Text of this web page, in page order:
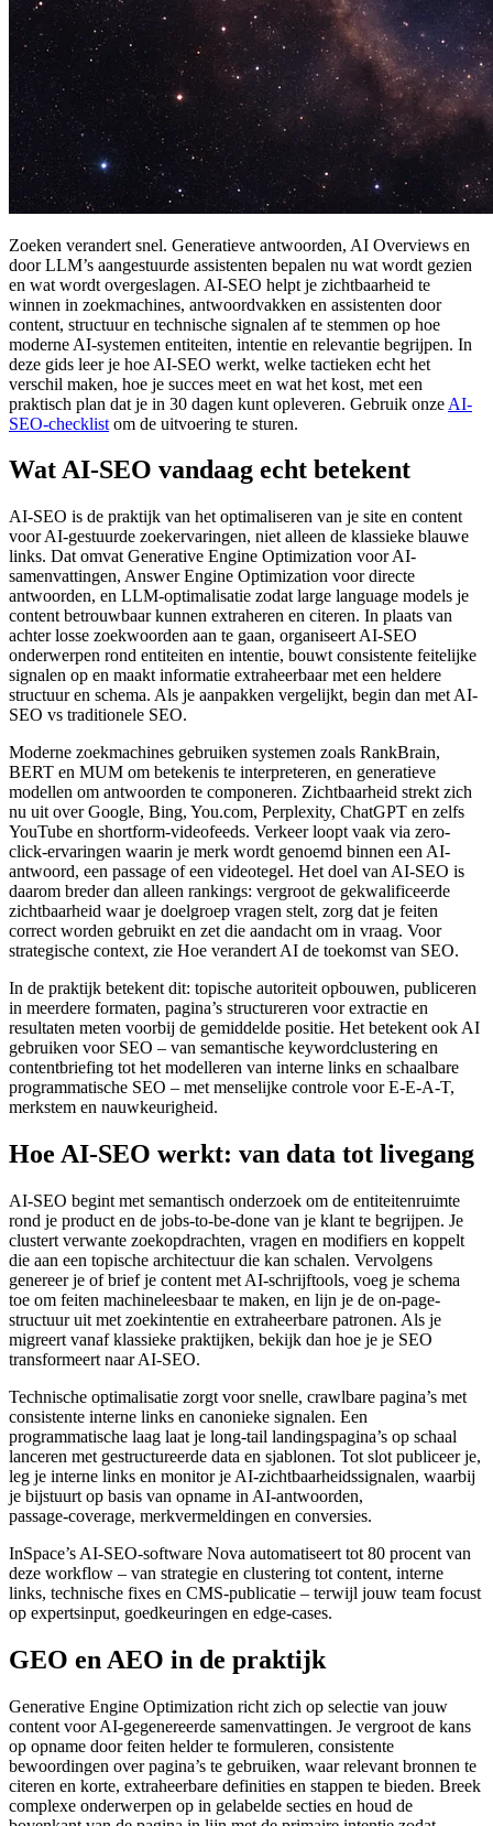
Zoeken verandert snel. Generatieve antwoorden, AI Overviews en
door LLM’s aangestuurde assistenten bepalen nu wat wordt gezien
en wat wordt overgeslagen. AI-SEO helpt je zichtbaarheid te
winnen in zoekmachines, antwoordvakken en assistenten door
content, structuur en technische signalen af te stemmen op hoe
moderne AI-systemen entiteiten, intentie en relevantie begrijpen. In
deze gids leer je hoe AI-SEO werkt, welke tactieken echt het
verschil maken, hoe je succes meet en wat het kost, met een
praktisch plan dat je in 30 dagen kunt opleveren. Gebruik onze AI-
SEO-checklist om de uitvoering te sturen.
Wat AI-SEO vandaag echt betekent
AI-SEO is de praktijk van het optimaliseren van je site en content
voor AI-gestuurde zoekervaringen, niet alleen de klassieke blauwe
links. Dat omvat Generative Engine Optimization voor AI-
samenvattingen, Answer Engine Optimization voor directe
antwoorden, en LLM-optimalisatie zodat large language models je
content betrouwbaar kunnen extraheren en citeren. In plaats van
achter losse zoekwoorden aan te gaan, organiseert AI-SEO
onderwerpen rond entiteiten en intentie, bouwt consistente feitelijke
signalen op en maakt informatie extraheerbaar met een heldere
structuur en schema. Als je aanpakken vergelijkt, begin dan met AI-
SEO vs traditionele SEO.
Moderne zoekmachines gebruiken systemen zoals RankBrain,
BERT en MUM om betekenis te interpreteren, en generatieve
modellen om antwoorden te componeren. Zichtbaarheid strekt zich
nu uit over Google, Bing, You.com, Perplexity, ChatGPT en zelfs
YouTube en shortform-videofeeds. Verkeer loopt vaak via zero-
click-ervaringen waarin je merk wordt genoemd binnen een AI-
antwoord, een passage of een videotegel. Het doel van AI-SEO is
daarom breder dan alleen rankings: vergroot de gekwalificeerde
zichtbaarheid waar je doelgroep vragen stelt, zorg dat je feiten
correct worden gebruikt en zet die aandacht om in vraag. Voor
strategische context, zie Hoe verandert AI de toekomst van SEO.
In de praktijk betekent dit: topische autoriteit opbouwen, publiceren
in meerdere formaten, pagina’s structureren voor extractie en
resultaten meten voorbij de gemiddelde positie. Het betekent ook AI
gebruiken voor SEO – van semantische keywordclustering en
contentbriefing tot het modelleren van interne links en schaalbare
programmatische SEO – met menselijke controle voor E-E-A-T,
merkstem en nauwkeurigheid.
Hoe AI-SEO werkt: van data tot livegang
AI-SEO begint met semantisch onderzoek om de entiteitenruimte
rond je product en de jobs-to-be-done van je klant te begrijpen. Je
clustert verwante zoekopdrachten, vragen en modifiers en koppelt
die aan een topische architectuur die kan schalen. Vervolgens
genereer je of brief je content met AI-schrijftools, voeg je schema
toe om feiten machineleesbaar te maken, en lijn je de on-page-
structuur uit met zoekintentie en extraheerbare patronen. Als je
migreert vanaf klassieke praktijken, bekijk dan hoe je je SEO
transformeert naar AI-SEO.
Technische optimalisatie zorgt voor snelle, crawlbare pagina’s met
consistente interne links en canonieke signalen. Een
programmatische laag laat je long-tail landingspagina’s op schaal
lanceren met gestructureerde data en sjablonen. Tot slot publiceer je,
leg je interne links en monitor je AI‑zichtbaarheidssignalen, waarbij
je bijstuurt op basis van opname in AI-antwoorden,
passage‑coverage, merkvermeldingen en conversies.
InSpace’s AI‑SEO‑software Nova automatiseert tot 80 procent van
deze workflow – van strategie en clustering tot content, interne
links, technische fixes en CMS‑publicatie – terwijl jouw team focust
op expertsinput, goedkeuringen en edge‑cases.
GEO en AEO in de praktijk
Generative Engine Optimization richt zich op selectie van jouw
content voor AI‑gegenereerde samenvattingen. Je vergroot de kans
op opname door feiten helder te formuleren, consistente
bewoordingen over pagina’s te gebruiken, waar relevant bronnen te
citeren en korte, extraheerbare definities en stappen te bieden. Breek
complexe onderwerpen op in gelabelde secties en houd de